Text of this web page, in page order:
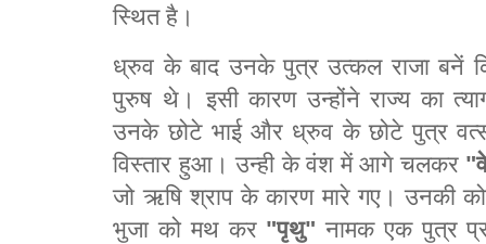
स्थित है।
ध्रुव के बाद उनके पुत्र उत्कल राजा बनें
पुरुष थे। इसी कारण उन्होंने राज्य का
उनके छोटे भाई और ध्रुव के छोटे पुत्र
विस्तार हुआ। उन्ही के वंश में आगे चलकर
जो ऋषि श्राप के कारण मारे गए। उनकी
भुजा को मथ कर "पृथु" नामक एक पुत्र